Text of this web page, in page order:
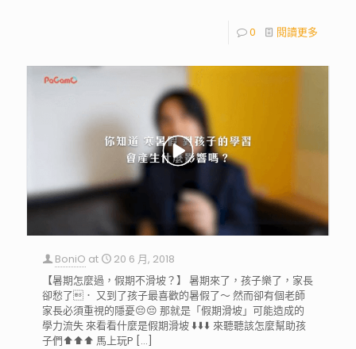
0 閱讀更多
BoniO at
20 6 月, 2018
【暑期怎麼過，假期不滑坡？】 暑期來了，孩子樂了，家長
卻愁了． 又到了孩子最喜歡的暑假了～ 然而卻有個老師
家長必須重視的隱憂😔😔 那就是「假期滑坡」可能造成的
學力流失 來看看什麼是假期滑坡 ⬇️⬇️⬇️ 來聽聽該怎麼幫助孩
子們⬆️⬆️⬆️ 馬上玩P […]